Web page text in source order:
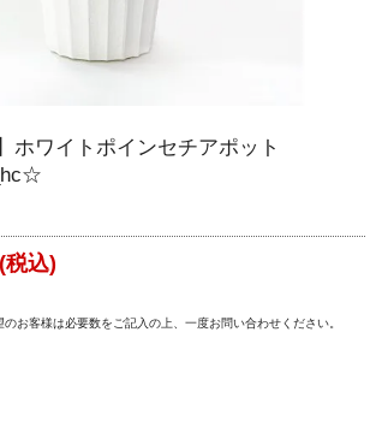
ホワイトポインセチアポット
税込)
お客様は必要数をご記入の上、一度お問い合わせください。